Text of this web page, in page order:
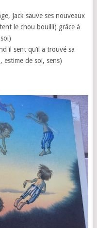
Jack sauve ses nouveaux
le chou bouilli) grâce à
il sent qu’il a trouvé sa
estime de soi, sens)